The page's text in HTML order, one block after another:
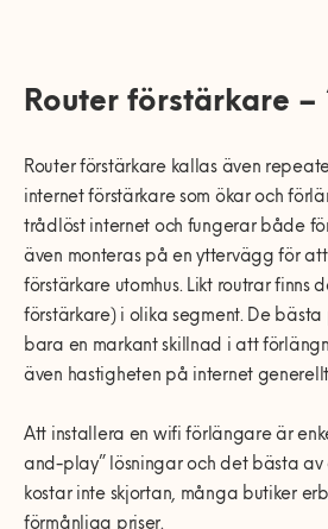
Router förstärkare –
Router förstärkare kallas även
internet förstärkare som ökar och
trådlöst internet och fungerar både
även monteras på en yttervägg för
förstärkare utomhus. Likt routrar finns
förstärkare) i olika segment. De
bara en markant skillnad i att
även hastigheten på internet
Att installera en wifi förlängare är
and-play” lösningar och det bästa
kostar inte skjortan, många butiker
förmånliga priser.